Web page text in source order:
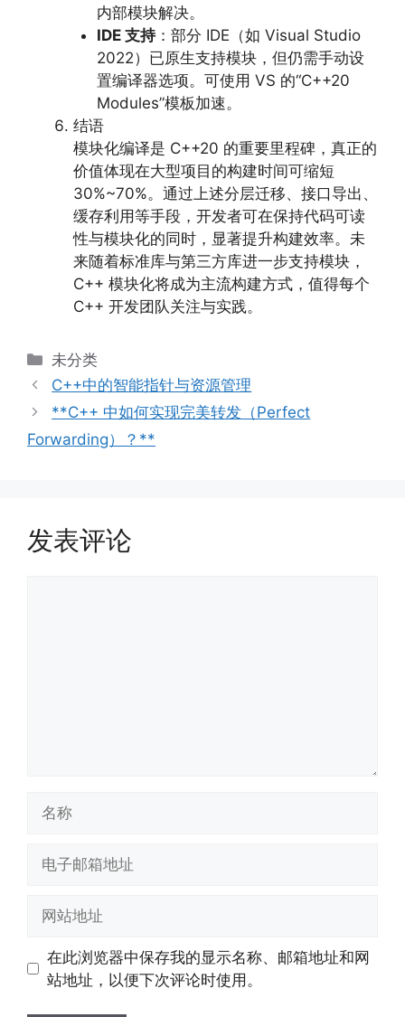
内部模块解决。
IDE 支持：部分 IDE（如 Visual Studio
2022）已原生支持模块，但仍需手动设
置编译器选项。可使用 VS 的“C++20
Modules”模板加速。
结语
模块化编译是 C++20 的重要里程碑，真正的
价值体现在大型项目的构建时间可缩短
30%~70%。通过上述分层迁移、接口导出、
缓存利用等手段，开发者可在保持代码可读
性与模块化的同时，显著提升构建效率。未
来随着标准库与第三方库进一步支持模块，
C++ 模块化将成为主流构建方式，值得每个
C++ 开发团队关注与实践。
分
类
未分类
C++中的智能指针与资源管理
**C++ 中如何实现完美转发（Perfect
Forwarding）？**
发表评论
址
址
在此浏览器中保存我的显示名称、邮箱地址和网
站地址，以便下次评论时使用。